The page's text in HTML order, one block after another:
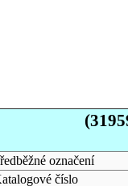
označení
číslo